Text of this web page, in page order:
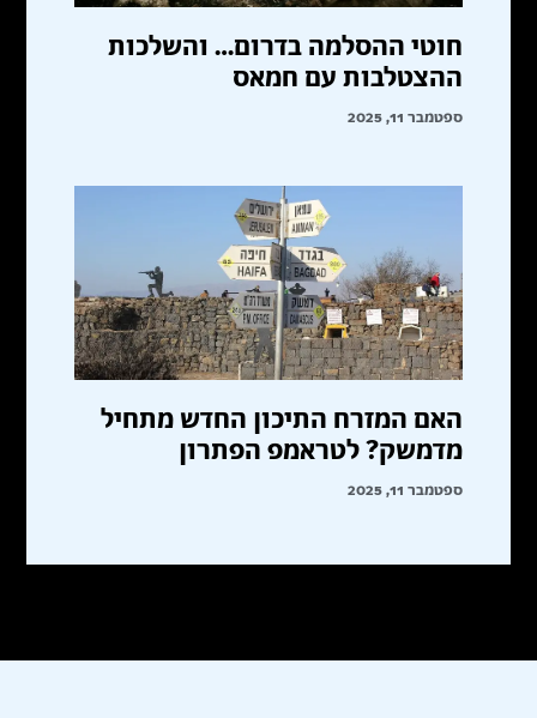
חוטי ההסלמה בדרום… והשלכות
ההצטלבות עם חמאס
ספטמבר 11, 2025
האם המזרח התיכון החדש מתחיל
מדמשק? לטראמפ הפתרון
ספטמבר 11, 2025